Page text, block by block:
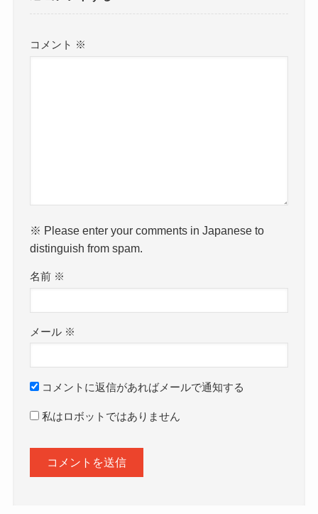
コメント ※
※ Please enter your comments in Japanese to
distinguish from spam.
名前 ※
メール ※
コメントに返信があればメールで通知する
私はロボットではありません